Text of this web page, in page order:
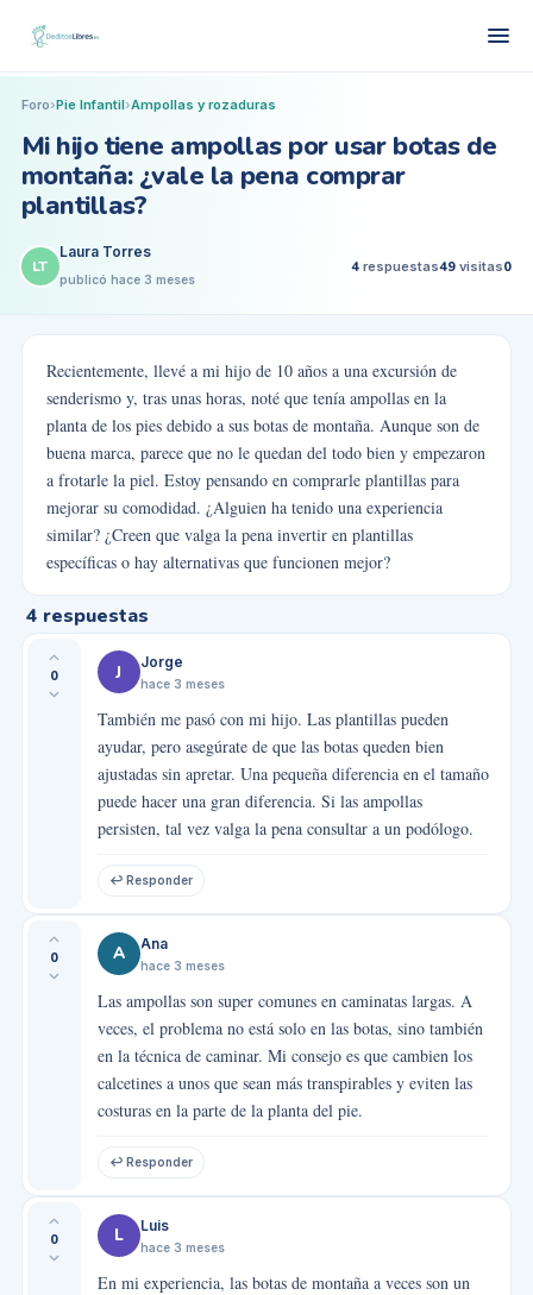
Foro›Pie Infantil›Ampollas y rozaduras
Mi hijo tiene ampollas por usar botas de
montaña: ¿vale la pena comprar
plantillas?
LT
Laura Torres
publicó hace 3 meses
4 respuestas49 visitas0
Recientemente, llevé a mi hijo de 10 años a una excursión de
senderismo y, tras unas horas, noté que tenía ampollas en la
planta de los pies debido a sus botas de montaña. Aunque son de
buena marca, parece que no le quedan del todo bien y empezaron
a frotarle la piel. Estoy pensando en comprarle plantillas para
mejorar su comodidad. ¿Alguien ha tenido una experiencia
similar? ¿Creen que valga la pena invertir en plantillas
específicas o hay alternativas que funcionen mejor?
4 respuestas
0 J Jorge
hace 3 meses
También me pasó con mi hijo. Las plantillas pueden
ayudar, pero asegúrate de que las botas queden bien
ajustadas sin apretar. Una pequeña diferencia en el tamaño
puede hacer una gran diferencia. Si las ampollas
persisten, tal vez valga la pena consultar a un podólogo.
↩ Responder
0 A Ana
hace 3 meses
Las ampollas son super comunes en caminatas largas. A
veces, el problema no está solo en las botas, sino también
en la técnica de caminar. Mi consejo es que cambien los
calcetines a unos que sean más transpirables y eviten las
costuras en la parte de la planta del pie.
↩ Responder
0 L Luis
hace 3 meses
En mi experiencia, las botas de montaña a veces son un